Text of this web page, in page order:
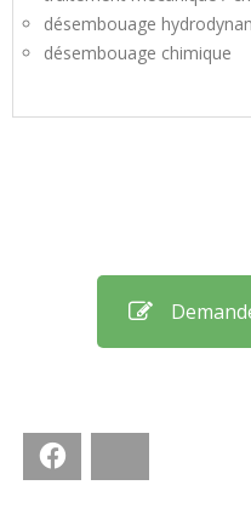
désembouage
désembouage chimique